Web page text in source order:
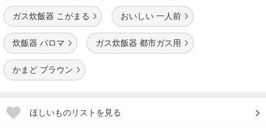
ガス炊飯器 こがまる おいしい 一人前
炊飯器 パロマ ガス炊飯器 都市ガス用
かまど ブラウン
ほしいものリストを見る